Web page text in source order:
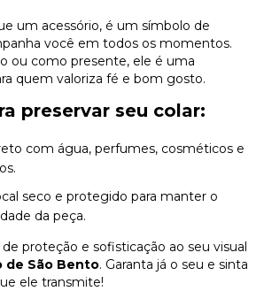
um acessório, é um símbolo de
você em todos os momentos.
ou como presente, ele é uma
quem valoriza fé e bom gosto.
preservar seu colar:
com água, perfumes, cosméticos e
seco e protegido para manter o
da peça.
proteção e sofisticação ao seu visual
de São Bento. Garanta já o seu e sinta
ele transmite!